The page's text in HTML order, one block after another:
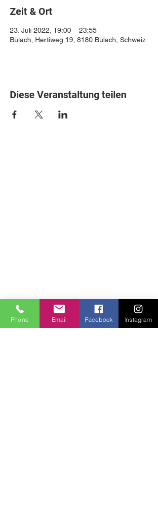
Zeit & Ort
23. Juli 2022, 19:00 – 23:55
Bülach, Hertiweg 19, 8180 Bülach, Schweiz
Diese Veranstaltung teilen
Phone Email Facebook Instagram